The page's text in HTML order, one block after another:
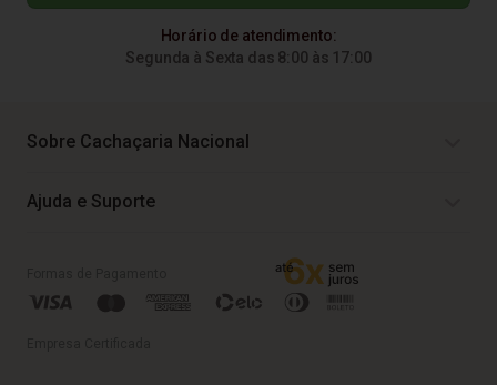
Horário de atendimento:
Segunda à Sexta das 8:00 às 17:00
Sobre Cachaçaria Nacional
Ajuda e Suporte